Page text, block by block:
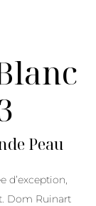
Peau
d’exception,
Dom Ruinart